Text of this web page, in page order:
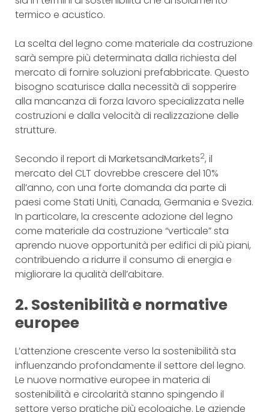
termico e acustico.
La scelta del legno come materiale da costruzione
sarà sempre più determinata dalla richiesta del
mercato di fornire soluzioni prefabbricate. Questo
bisogno scaturisce dalla necessità di sopperire
alla mancanza di forza lavoro specializzata nelle
costruzioni e dalla velocità di realizzazione delle
strutture.
Secondo il report di MarketsandMarkets2, il
mercato del CLT dovrebbe crescere del 10%
all’anno, con una forte domanda da parte di
paesi come Stati Uniti, Canada, Germania e Svezia.
In particolare, la crescente adozione del legno
come materiale da costruzione “verticale” sta
aprendo nuove opportunità per edifici di più piani,
contribuendo a ridurre il consumo di energia e
migliorare la qualità dell’abitare.
2. Sostenibilità e normative
europee
L’attenzione crescente verso la sostenibilità sta
influenzando profondamente il settore del legno.
Le nuove normative europee in materia di
sostenibilità e circolarità stanno spingendo il
settore verso pratiche più ecologiche. Le aziende